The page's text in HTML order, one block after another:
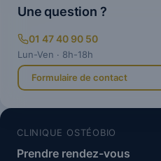
Une question ?
01 47 40 90 50
Lun-Ven · 8h-18h
Formulaire de contact
CLINIQUE OSTÉOBIO
Prendre rendez-vous